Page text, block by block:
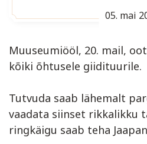
05. mai
Muuseumiööl, 20. mail,
kõiki õhtusele giidituurile.
Tutvuda saab lähemalt
vaadata siinset rikkalikku
ringkäigu saab teha